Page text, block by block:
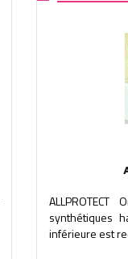
synthétiques
inférieure est